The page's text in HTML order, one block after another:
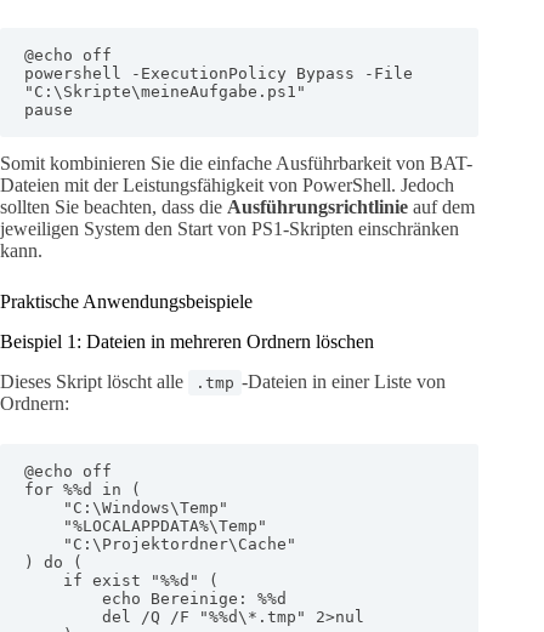
@echo off
powershell -ExecutionPolicy Bypass -File
"C:\Skripte\meineAufgabe.ps1"
pause
Somit kombinieren Sie die einfache Ausführbarkeit von BAT-
Dateien mit der Leistungsfähigkeit von PowerShell. Jedoch
sollten Sie beachten, dass die Ausführungsrichtlinie auf dem
jeweiligen System den Start von PS1-Skripten einschränken
kann.
Praktische Anwendungsbeispiele
Beispiel 1: Dateien in mehreren Ordnern löschen
Dieses Skript löscht alle
.tmp -Dateien in einer Liste von
Ordnern:
@echo off
for %%d in (
) do (